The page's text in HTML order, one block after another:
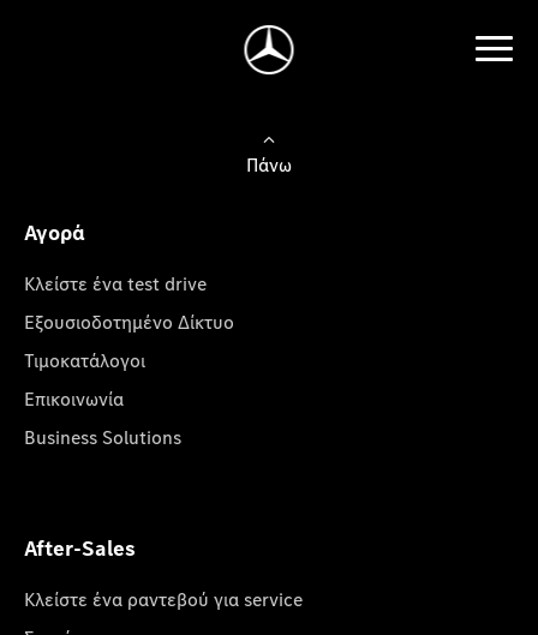
Πάνω
Αγορά
Κλείστε ένα test drive
Εξουσιοδοτημένο Δίκτυο
Τιμοκατάλογοι
Επικοινωνία
Business Solutions
After-Sales
Κλείστε ένα ραντεβού για service